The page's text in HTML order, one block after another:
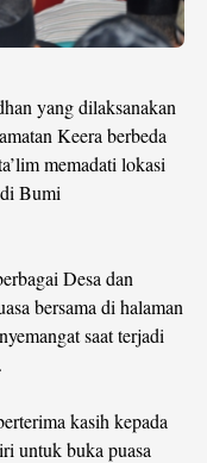
yang dilaksanakan
Keera berbeda
memadati lokasi
Bumi
Desa dan
bersama di halaman
saat terjadi
kasih kepada
untuk buka puasa